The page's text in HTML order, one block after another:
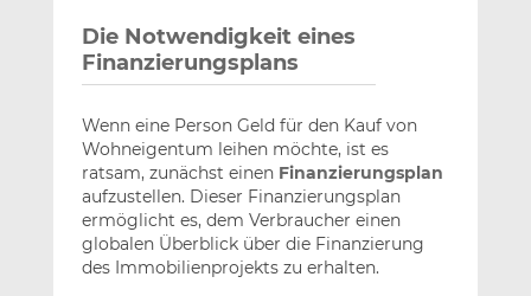
Die Notwendigkeit eines
Finanzierungsplans
Wenn eine Person Geld für den Kauf von
Wohneigentum leihen möchte, ist es
ratsam, zunächst einen Finanzierungsplan
aufzustellen. Dieser Finanzierungsplan
ermöglicht es, dem Verbraucher einen
globalen Überblick über die Finanzierung
des Immobilienprojekts zu erhalten.